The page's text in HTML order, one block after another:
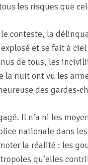
les risques que
conteste, la
et se fait à
de tous, les
nuit ont vu les
des gardes-
Il n’a ni les
nationale dans
la réalité : les
qu’elles